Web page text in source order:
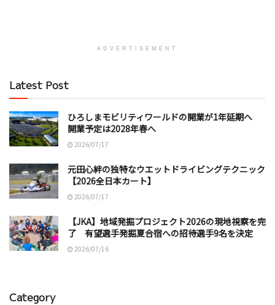
ADVERTISEMENT
Latest Post
ひろしまモビリティワールドの開業が1年延期へ
開業予定は2028年春へ
2026/07/17
元田心絆の独特なウエットドライビングテクニック
【2026全日本カート】
2026/07/17
【JKA】地域発掘プロジェクト2026の現地視察を完
了 有望選手発掘夏合宿への招待選手9名を決定
2026/07/16
Category